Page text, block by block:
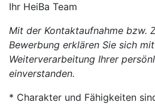
Ihr HeiBa Team
Mit der Kontaktaufnahme bzw.
Bewerbung erklären Sie sich
Weiterverarbeitung Ihrer
einverstanden.
* Charakter und Fähigkeiten